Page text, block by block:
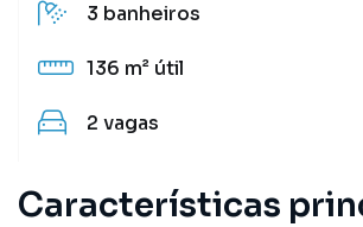
3 banheiros
136 m² útil
2 vagas
Características